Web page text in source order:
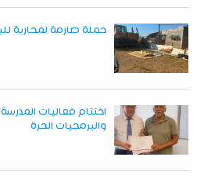
حملة صارمة لمحاربة
اختتام فعاليات
والبرمجيات الحرة